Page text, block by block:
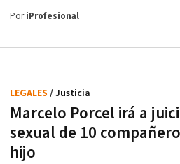
PoriProfesional
Marcelo Porcel irá a
sexual de 10
hijo
LEGALES / Justicia